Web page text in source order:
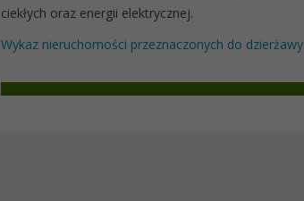
ciekłych oraz energii elektrycznej.
Wykaz nieruchomości przeznaczonych do dzierżawy